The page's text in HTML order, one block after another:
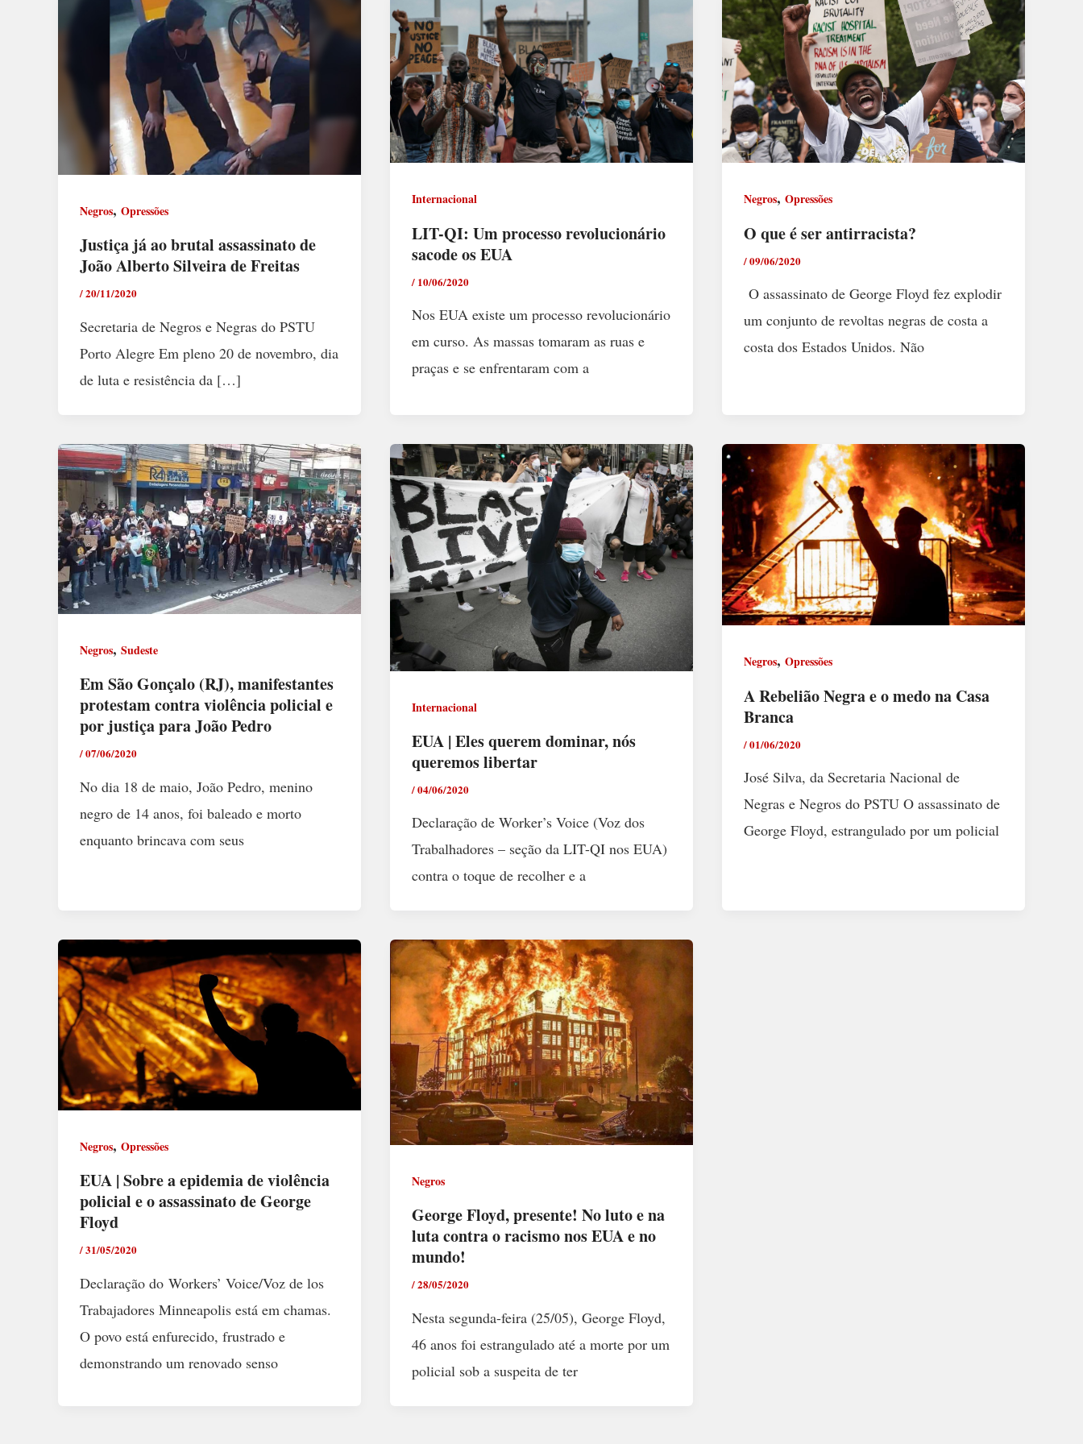
Negros, Opressões
Justiça já ao brutal assassinato de
João Alberto Silveira de Freitas
/20/11/2020
Secretaria de Negros e Negras do PSTU
Porto Alegre Em pleno 20 de novembro, dia
de luta e resistência da […]
Internacional
LIT-QI: Um processo revolucionário
sacode os EUA
/ 10/06/2020
Nos EUA existe um processo revolucionário
em curso. As massas tomaram as ruas e
praças e se enfrentaram com a
Negros, Opressões
O que é ser antirracista?
/09/06/2020
O assassinato de George Floyd fez explodir
um conjunto de revoltas negras de costa a
costa dos Estados Unidos. Não
Negros, Sudeste
Em São Gonçalo (RJ), manifestantes
protestam contra violência policial e
por justiça para João Pedro
/07/06/2020
No dia 18 de maio, João Pedro, menino
negro de 14 anos, foi baleado e morto
enquanto brincava com seus
Internacional
EUA | Eles querem dominar, nós
queremos libertar
/04/06/2020
Declaração de Worker’s Voice (Voz dos
Trabalhadores – seção da LIT-QI nos EUA)
contra o toque de recolher e a
Negros, Opressões
A Rebelião Negra e o medo na Casa
Branca
/01/06/2020
José Silva, da Secretaria Nacional de
Negras e Negros do PSTU O assassinato de
George Floyd, estrangulado por um policial
Negros, Opressões
EUA | Sobre a epidemia de violência
policial e o assassinato de George
Floyd
/31/05/2020
Declaração do Workers’ Voice/Voz de los
Trabajadores Minneapolis está em chamas.
O povo está enfurecido, frustrado e
demonstrando um renovado senso
Negros
George Floyd, presente! No luto e na
luta contra o racismo nos EUA e no
mundo!
/28/05/2020
Nesta segunda-feira (25/05), George Floyd,
46 anos foi estrangulado até a morte por um
policial sob a suspeita de ter